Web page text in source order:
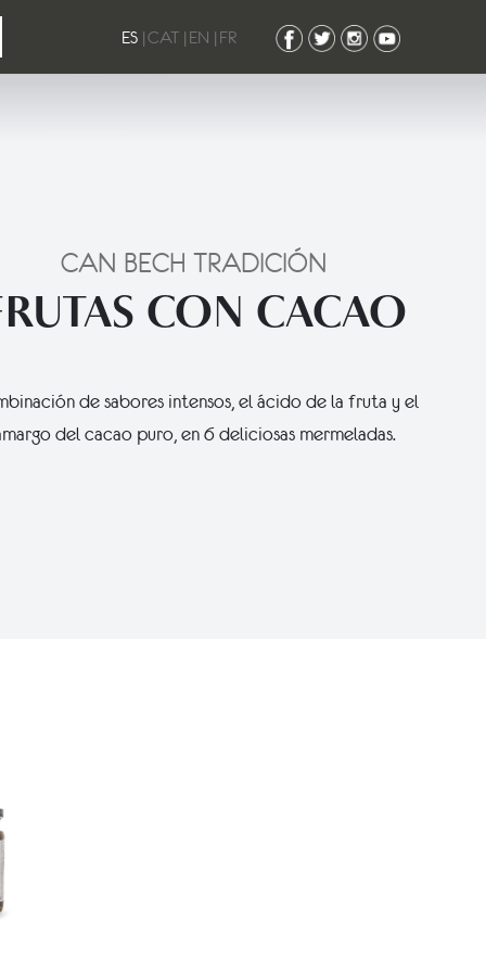
ES|CAT| EN | FR
CAN BECH TRADICIÓN
CON CACAO
de sabores intensos, el ácido de la fruta y el
del cacao puro, en 6 deliciosas mermeladas.